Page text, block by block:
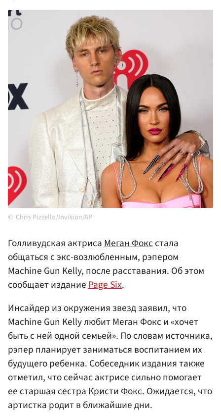
Chris Pizzello/Invision/AP
Голливудская актрисаМеган Фоксстала
общаться с экс-возлюбленным, рэпером
Machine Gun Kelly, после расставания. Об этом
сообщает изданиеPage Six.
Инсайдер из окружения звезд заявил, что
Machine Gun Kelly любит Меган Фокс и «хочет
быть с ней одной семьей». По словам источника,
рэпер планирует заниматься воспитанием их
будущего ребенка. Собеседник издания также
отметил, что сейчас актрисе сильно помогает
ее старшая сестра Кристи Фокс. Ожидается, что
артистка родит в ближайшие дни.